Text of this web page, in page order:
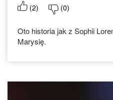
(2) (0)
Oto historia jak z Sophii
Marysię.